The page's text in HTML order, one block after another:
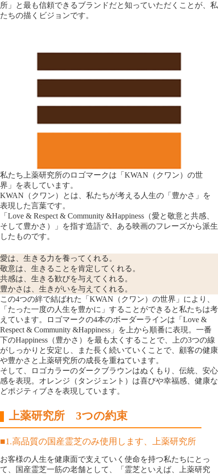
所」と最も信頼できるブランドだと知っていただくことが、私
たちの描くビジョンです。
私たち上薬研究所のロゴマークは「KWAN（クワン）の世
界」を表しています。
KWAN（クワン）とは、私たちが考える人生の「豊かさ」を
表現した言葉です。
「Love & Respect & Community &Happiness（愛と敬意と共感、
そして豊かさ）」を指す造語で、ある映画のフレーズから派生
したものです。
愛は、生きる力を養ってくれる。
敬意は、生きることを肯定してくれる。
共感は、生きる歓びを与えてくれる。
豊かさは、生きがいを与えてくれる。
この4つの絆で結ばれた「KWAN（クワン）の世界」により、
「たった一度の人生を豊かに」することができると私たちは考
えています。ロゴマークの4本のボーダーラインは「Love &
Respect & Community &Happiness」を上から順番に表現。一番
下のHappiness（豊かさ）を最も太くすることで、上の3つの線
がしっかりと安定し、また長く続いていくことで、顧客の健康
や豊かさと上薬研究所の成長を重ねています。
そして、ロゴカラーのダークブラウンはぬくもり、伝統、安心
感を表現。オレンジ（タンジェント）は喜びや幸福感、健康な
どポジティブさを表現しています。
上薬研究所 3つの約束
■1.高品質の国産霊芝のみ使用します、上薬研究所
お客様の人生を健康面で支えていく使命を持つ私たちにとっ
て、国産霊芝一筋の老舗として、「霊芝といえば、上薬研究